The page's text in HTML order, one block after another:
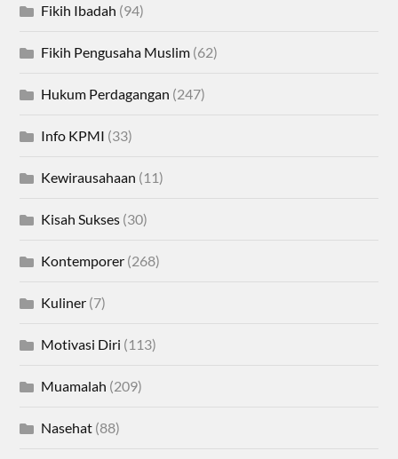
Fikih Ibadah (94)
Fikih Pengusaha Muslim (62)
Hukum Perdagangan (247)
Info KPMI (33)
Kewirausahaan (11)
Kisah Sukses (30)
Kontemporer (268)
Kuliner (7)
Motivasi Diri (113)
Muamalah (209)
Nasehat (88)